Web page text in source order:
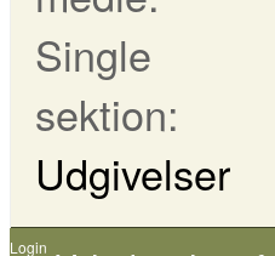
Single
sektion:
Udgivelser
Login